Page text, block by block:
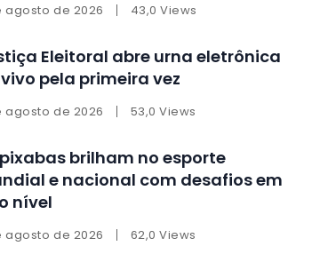
agosto de 2026 43,0 Views
Eleitoral abre urna eletrônica
pela primeira vez
agosto de 2026 53,0 Views
brilham no esporte
e nacional com desafios em
nível
agosto de 2026 62,0 Views